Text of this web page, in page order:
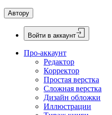
Автору
Войти в аккаунт
Про-аккаунт
Редактор
Корректор
Простая верстка
Сложная верстка
Дизайн обложки
Иллюстрации